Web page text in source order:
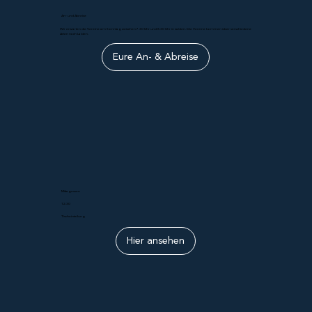
Mittagessen
12.30
Tischeinteilung
Hier ansehen
An- und Abreise
Wir erwarten die Vereine am Sonntag zwischen 7.30 Uhr und 8.30 Uhr in Lalden. Die Vereine kommen über verschiedene
Arten nach Lalden.
Eure An- & Abreise